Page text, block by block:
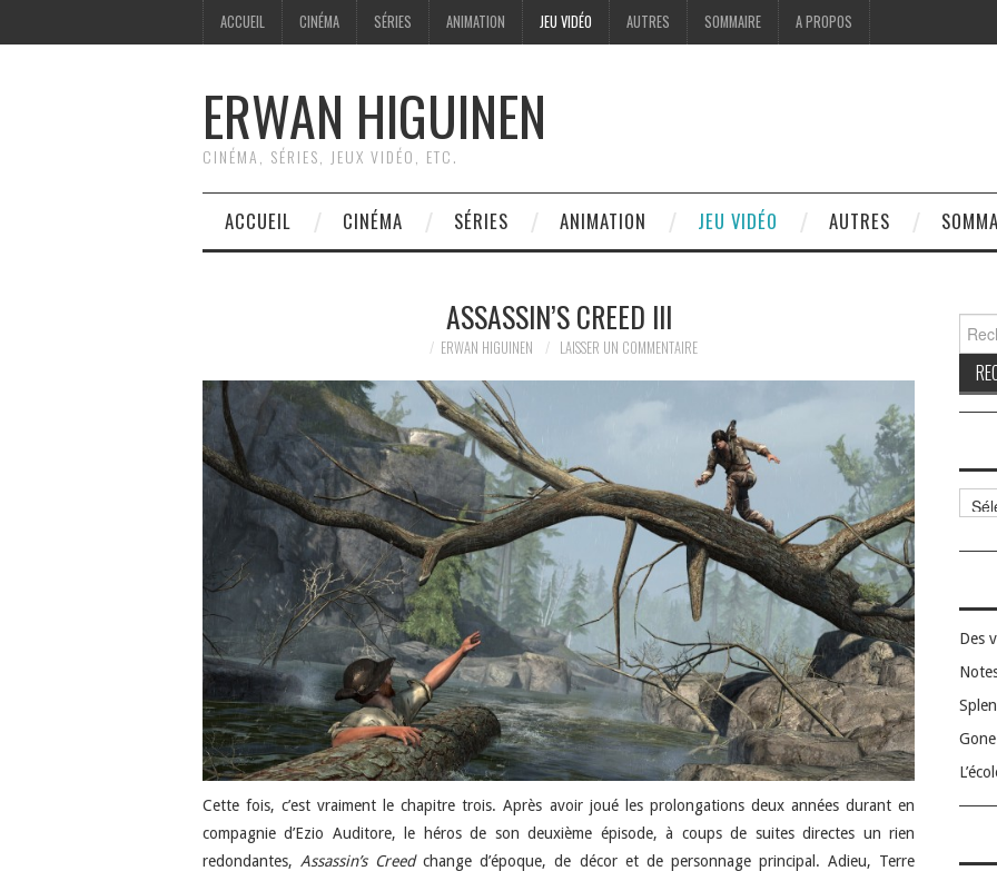
ACCUEIL CINÉMA SÉRIES ANIMATION JEU VIDÉO AUTRES SOMMAIRE A PROPOS
ERWAN HIGUINEN
CINÉMA, SÉRIES, JEUX VIDÉO, ETC.
ACCUEIL CINÉMA SÉRIES ANIMATION JEU VIDÉO AUTRES
ASSASSIN’S CREED III
ERWAN HIGUINEN LAISSER UN COMMENTAIRE
Cette fois, c’est vraiment le chapitre trois. Après avoir joué les prolongations deux années durant en
compagnie d’Ezio Auditore, le héros de son deuxième épisode, à coups de suites directes un rien
redondantes,Assassin’s Creedchange d’époque, de décor et de personnage principal. Adieu, Terre
Des